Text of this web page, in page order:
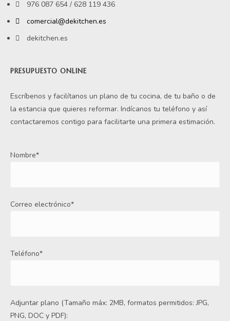
976 087 654 / 628 119 436
comercial@dekitchen.es
dekitchen.es
PRESUPUESTO ONLINE
Escríbenos y facilítanos un plano de tu cocina, de tu baño o de
la estancia que quieres reformar. Indícanos tu teléfono y así
contactaremos contigo para facilitarte una primera estimación.
Nombre*
Correo electrónico*
Teléfono*
Adjuntar plano (Tamaño máx: 2MB, formatos permitidos: JPG,
PNG, DOC y PDF):